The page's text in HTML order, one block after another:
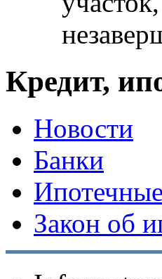
Кредит,
Новости
Банки
Закон об